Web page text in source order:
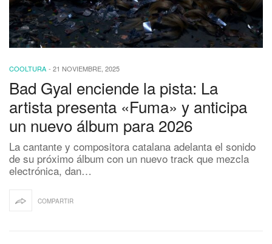
COOLTURA - 21 NOVIEMBRE, 2025
Bad Gyal enciende la pista: La
artista presenta «Fuma» y anticipa
un nuevo álbum para 2026
La cantante y compositora catalana adelanta el sonido
de su próximo álbum con un nuevo track que mezcla
electrónica, dan…
COMPARTIR